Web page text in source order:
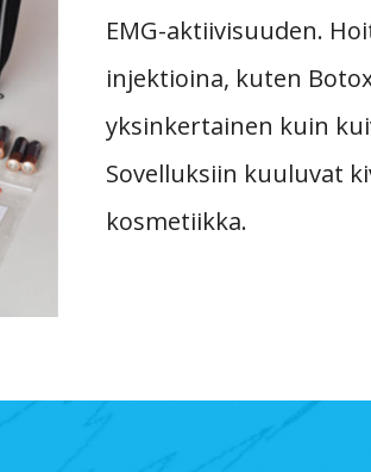
EMG-aktiivisuuden.
injektioina, kuten
yksinkertainen kuin
Sovelluksiin kuuluvat
kosmetiikka.